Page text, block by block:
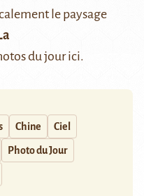
le paysage
du jourici.
Chine Ciel
Photo du Jour